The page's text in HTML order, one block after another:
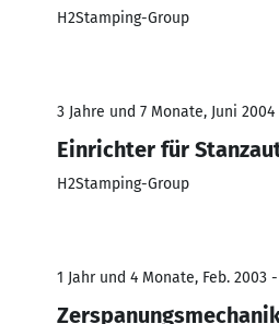
H2Stamping-Group
3 Jahre und 7 Monate, Juni 2004
Einrichter für
H2Stamping-Group
1 Jahr und 4 Monate, Feb. 2003